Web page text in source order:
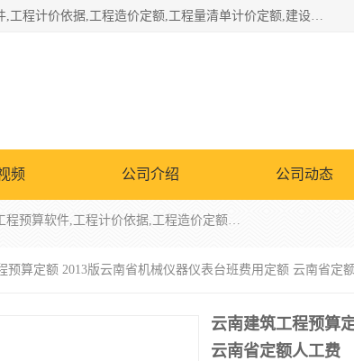
北京北腾文化发展有限公司：主营31个省建设工程预算书,工程预算软件,工程计价依据,工程造价定额,工程量清单计价定额,建设工程量消耗量定额,各行业工程预算定额,铁路定额,电力定额,矿山定额,*,黄金定额,钢铁企业检修定额,中石化安装检修定额,煤矿图书,医院书籍等.诚信的经营，在发展的同时公司不忘不断总结不断优化为客户的服务，和一如既往的热情赢得了新老客户的极高评价及青睐。
频 公司介绍 公司动态
北京北腾文化发展有限公司：主营31个省建设工程预算书,工程预算软件,工程计价依据,工程造价定额,工程量清单计价定额,建设工程量消耗量定额,各行业工程预算定额,铁路定额,电力定额,矿山定额,*,黄金定额,钢铁企业检修定额,中石化安装检修定额,煤矿图书,医院书籍等.诚信的经营，在发展的同时公司不忘不断总结不断优化为客户的服务，和一如既往的热情赢得了新老客户的极高评价及青睐。
预算定额 2013版云南省机械仪器仪表台班费用定额 云南省定
云南建筑工程预算
云南省定额人工费